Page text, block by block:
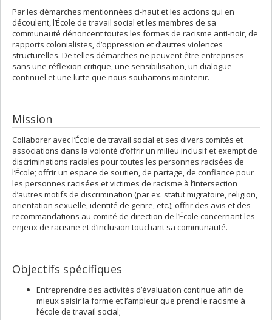
Par les démarches mentionnées ci-haut et les actions qui en
découlent, l’École de travail social et les membres de sa
communauté dénoncent toutes les formes de racisme anti-noir, de
rapports colonialistes, d’oppression et d’autres violences
structurelles. De telles démarches ne peuvent être entreprises
sans une réflexion critique, une sensibilisation, un dialogue
continuel et une lutte que nous souhaitons maintenir.
Mission
Collaborer avec l’École de travail social et ses divers comités et
associations dans la volonté d’offrir un milieu inclusif et exempt de
discriminations raciales pour toutes les personnes racisées de
l’École; offrir un espace de soutien, de partage, de confiance pour
les personnes racisées et victimes de racisme à l’intersection
d’autres motifs de discrimination (par ex. statut migratoire, religion,
orientation sexuelle, identité de genre, etc.); offrir des avis et des
recommandations au comité de direction de l’École concernant les
enjeux de racisme et d’inclusion touchant sa communauté.
Objectifs spécifiques
Entreprendre des activités d’évaluation continue afin de
mieux saisir la forme et l’ampleur que prend le racisme à
l’école de travail social;